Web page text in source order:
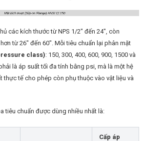
các kích thước từ NPS 1/2″ đến 24″, còn
từ 26″ đến 60″. Mỗi tiêu chuẩn lại phân mặt
class): 150, 300, 400, 600, 900, 1500 và
là áp suất tối đa tính bằng psi, mà là một hệ
thực tế cho phép còn phụ thuộc vào vật liệu và
tiêu chuẩn được dùng nhiều nhất là:
Cấp áp